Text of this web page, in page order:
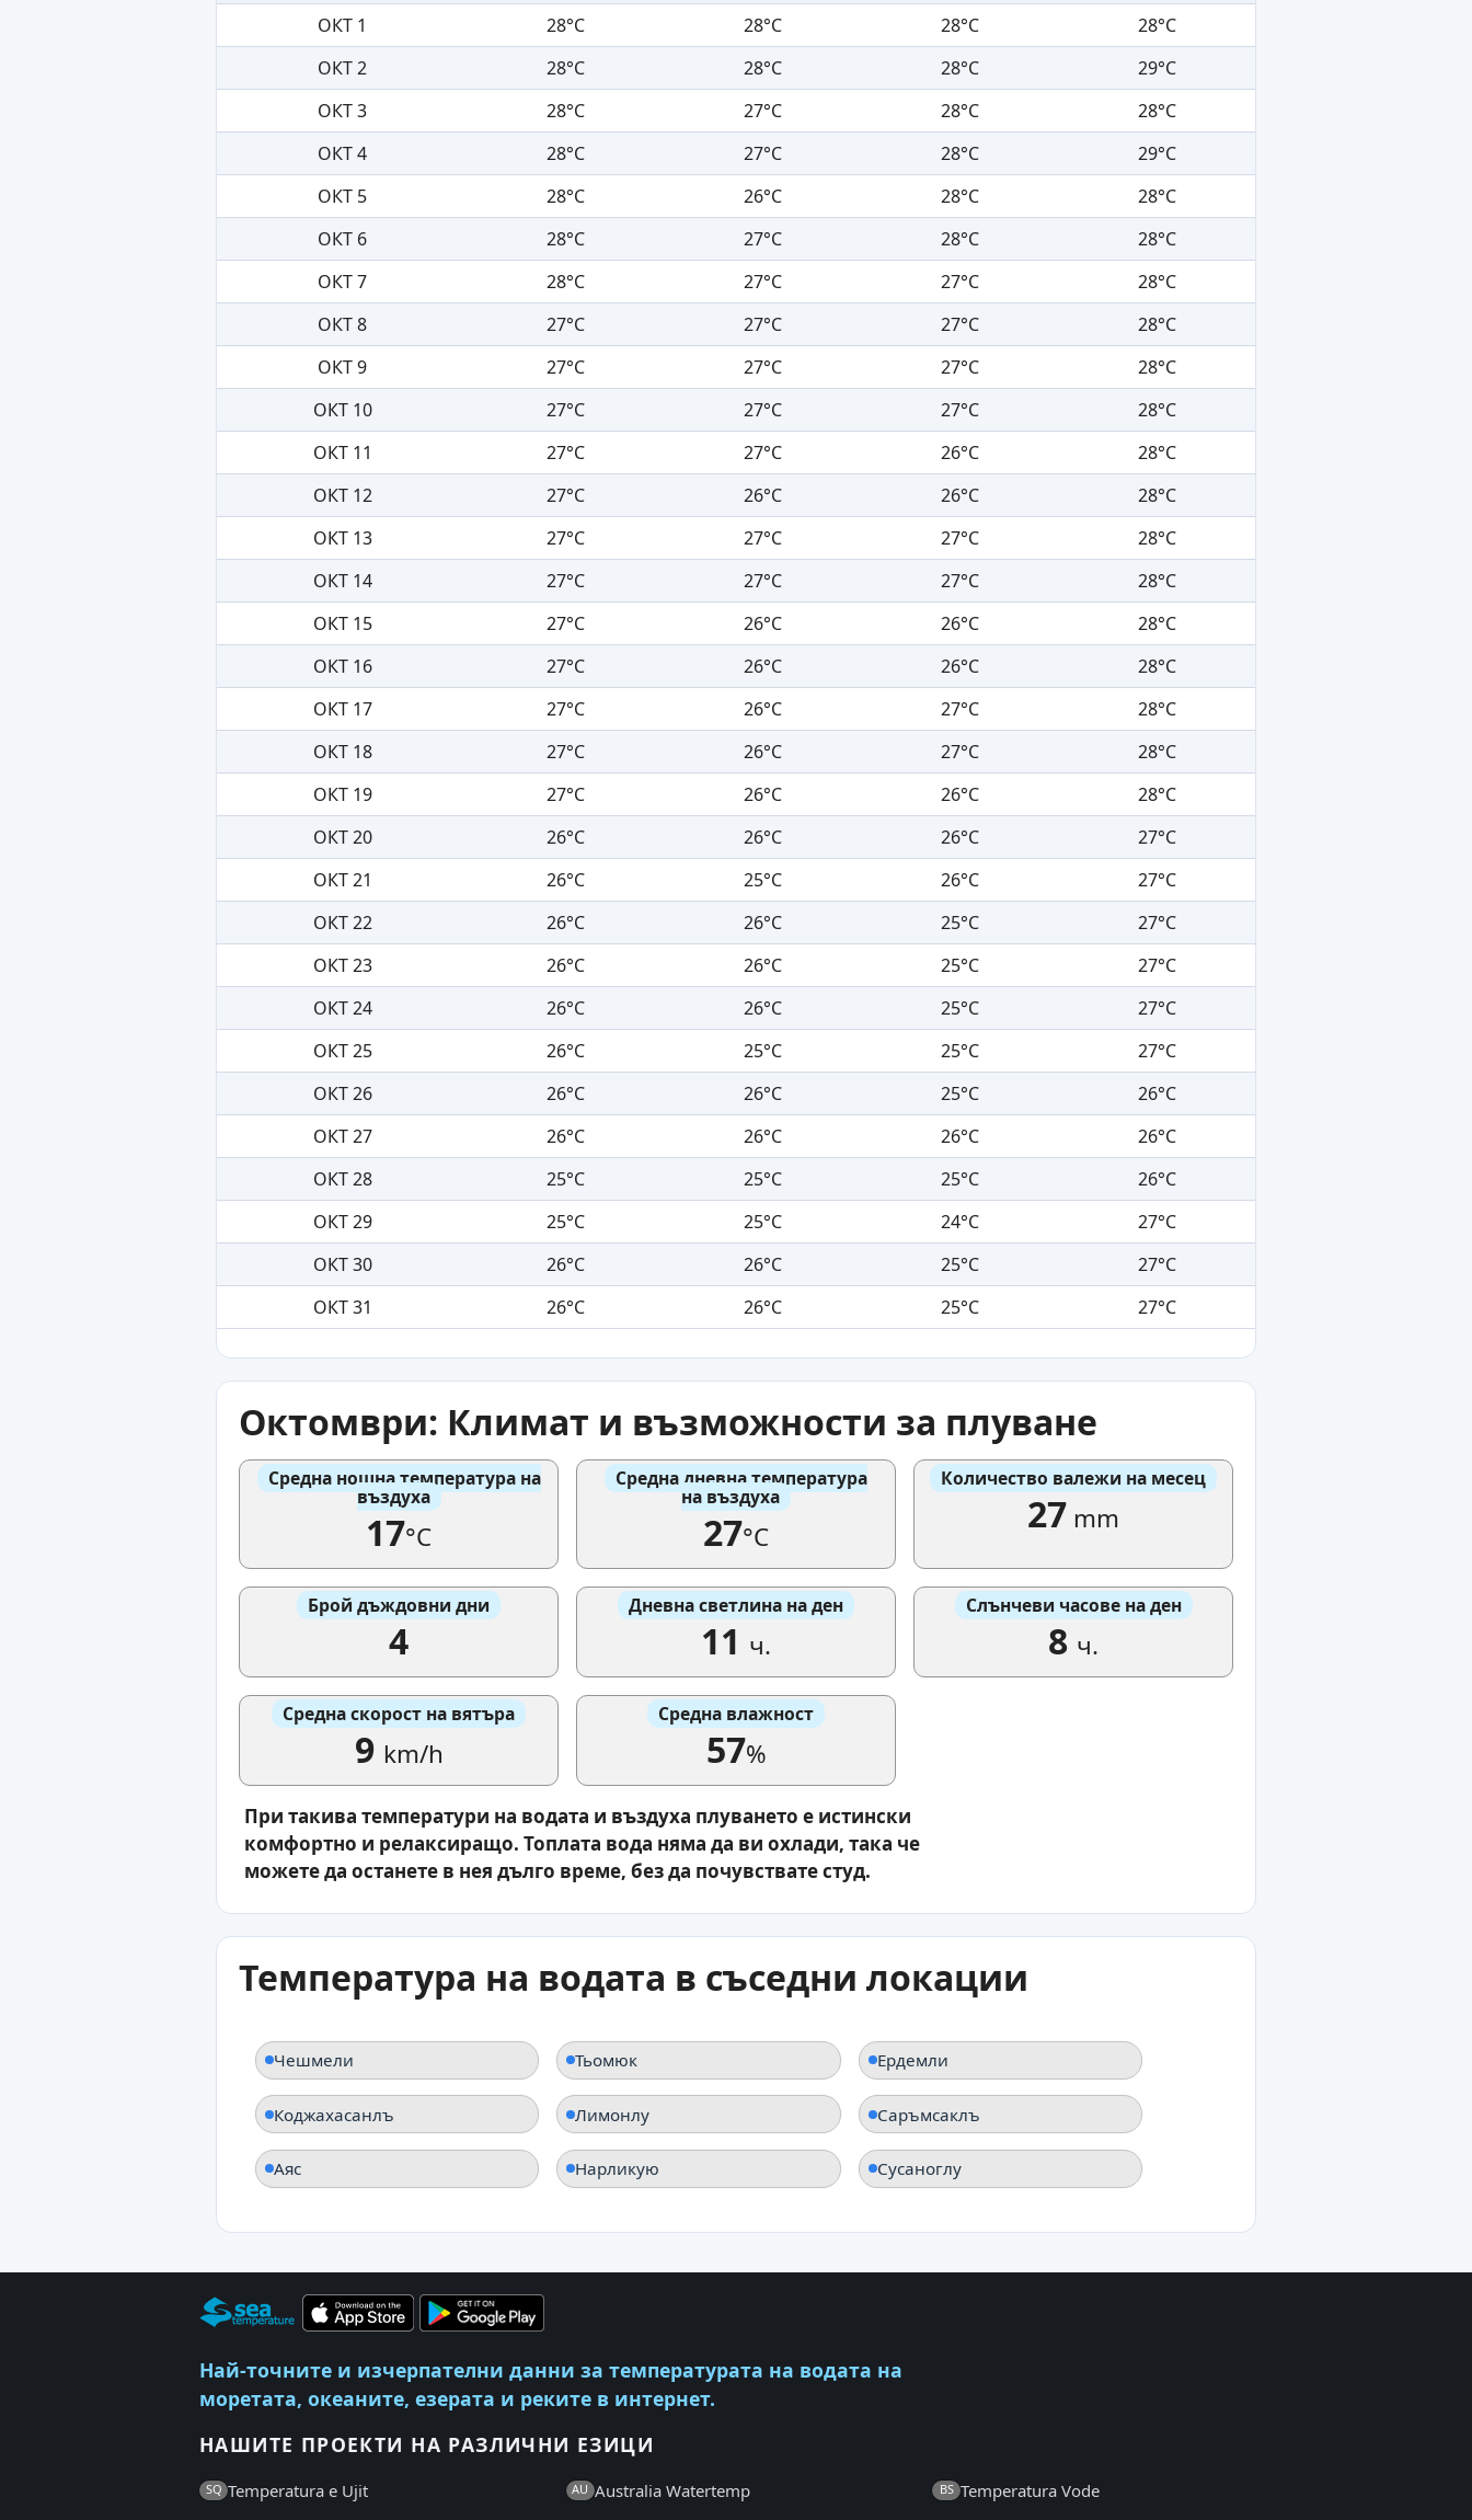
ОКТ 1
28°C 28°C 28°C
28°C
ОКТ 2
28°C 28°C 28°C
29°C
ОКТ 3
28°C 27°C 28°C
28°C
ОКТ 4
28°C 27°C 28°C
29°C
ОКТ 5
28°C 26°C 28°C
28°C
ОКТ 6
28°C 27°C 28°C
28°C
ОКТ 7
28°C 27°C 27°C
28°C
ОКТ 8
27°C 27°C 27°C
28°C
ОКТ 9
27°C 27°C 27°C
28°C
ОКТ 10
27°C 27°C 27°C
28°C
ОКТ 11
27°C 27°C 26°C
28°C
ОКТ 12
27°C 26°C 26°C
28°C
ОКТ 13
27°C 27°C 27°C
28°C
ОКТ 14
27°C 27°C 27°C
28°C
ОКТ 15
27°C 26°C 26°C
28°C
ОКТ 16
27°C 26°C 26°C
28°C
ОКТ 17
27°C 26°C 27°C
28°C
ОКТ 18
27°C 26°C 27°C
28°C
ОКТ 19
27°C 26°C 26°C
28°C
ОКТ 20
26°C 26°C 26°C
27°C
ОКТ 21
26°C 25°C 26°C
27°C
ОКТ 22
26°C 26°C 25°C
27°C
ОКТ 23
26°C 26°C 25°C
27°C
ОКТ 24
26°C 26°C 25°C
27°C
ОКТ 25
26°C 25°C 25°C
27°C
ОКТ 26
26°C 26°C 25°C
26°C
ОКТ 27
26°C 26°C 26°C
26°C
ОКТ 28
25°C 25°C 25°C
26°C
ОКТ 29
25°C 25°C 24°C
27°C
ОКТ 30
26°C 26°C 25°C
27°C
ОКТ 31
26°C 26°C 25°C 27°C
Октомври: Климат и възможности за плуване
Средна нощна температура на
въздуха
17°C
Средна дневна температура
на въздуха
27°C
Количество валежи на месец
27 mm
Брой дъждовни дни
4
Дневна светлина на ден
11 ч.
Слънчеви часове на ден
8 ч.
Средна скорост на вятъра
9 km/h
Средна влажност
57%
При такива температури на водата и въздуха плуването е истински
комфортно и релаксиращо. Топлата вода няма да ви охлади, така че
можете да останете в нея дълго време, без да почувствате студ.
Температура на водата в съседни локации
Чешмели Тьомюк Ердемли
Коджахасанлъ Лимонлу Саръмсаклъ
Аяс Нарликую Сусаноглу
Най-точните и изчерпателни данни за температурата на водата на
моретата, океаните, езерата и реките в интернет.
НАШИТЕ ПРОЕКТИ НА РАЗЛИЧНИ ЕЗИЦИ
SQ Temperatura e Ujit AU Australia Watertemp BS Temperatura Vode